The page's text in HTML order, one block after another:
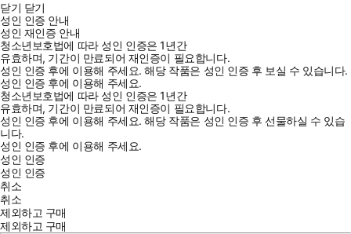
닫기 닫기
성인 인증 안내
성인 재인증 안내
청소년보호법에 따라 성인 인증은 1년간
유효하며, 기간이 만료되어 재인증이 필요합니다.
성인 인증 후에 이용해 주세요.해당 작품은 성인 인증 후 보실 수 있습니다.
성인 인증 후에 이용해 주세요.
청소년보호법에 따라 성인 인증은 1년간
유효하며, 기간이 만료되어 재인증이 필요합니다.
성인 인증 후에 이용해 주세요.해당 작품은 성인 인증 후 선물하실 수 있습
니다.
성인 인증 후에 이용해 주세요.
성인 인증
성인 인증
취소
취소
제외하고 구매
제외하고 구매